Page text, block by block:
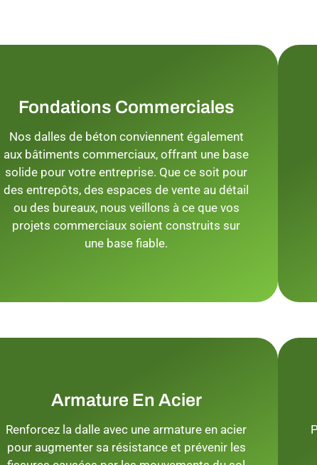
Fondations Commerciales
Nos dalles de béton conviennent également
aux bâtiments commerciaux, offrant une base
solide pour votre entreprise. Que ce soit pour
des entrepôts, des espaces de vente au détail
ou des bureaux, nous veillons à ce que vos
projets commerciaux soient construits sur
une base fiable.
Armature En Acier
Renforcez la dalle avec une armature en acier
pour augmenter sa résistance et prévenir les